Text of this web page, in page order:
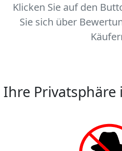
Klicken Sie auf den
Sie sich über
Ihre Privatsphäre